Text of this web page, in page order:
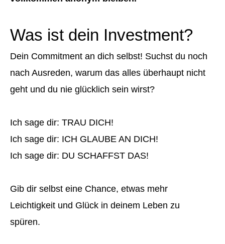
Was ist dein Investment?
Dein Commitment an dich selbst! Suchst du noch
nach Ausreden, warum das alles überhaupt nicht
geht und du nie glücklich sein wirst?
Ich sage dir: TRAU DICH!
Ich sage dir: ICH GLAUBE AN DICH!
Ich sage dir: DU SCHAFFST DAS!
Gib dir selbst eine Chance, etwas mehr
Leichtigkeit und Glück in deinem Leben zu
spüren.